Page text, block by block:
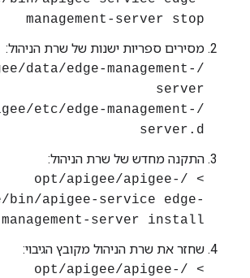
management-server stop
מסירים ספריות ישנות של שרת הניהול:
data/edge-management-
server
etc/edge-management-
server.d
התקנה מחדש של שרת הניהול:
> /opt/apigee/apigee-
bin/apigee-service edge-
management-server install
שחזר את שרת הניהול מקובץ הגיבוי:
> /opt/apigee/apigee-